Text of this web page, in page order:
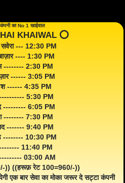
का No 1 खाईवाल
KHAIWAL ⭕️
सवेरा --- 12:30 PM
---- 1:30 PM
-------- 2:30 PM
------ 3:05 PM
------ 4:35 PM
5:30 PM
--------- 6:05 PM
-------- 7:30 PM
------- 9:40 PM
-------- 10:30 PM
11:40 PM
03:00 AM
)) ((हरूफ़ रेट 100=960/-))
एक बार सेवा का मोका जरूर दे सट्टा कंपनी